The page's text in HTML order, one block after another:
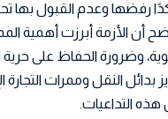
رفضها وعدم القبول بها
أن الأزمة أبرزت أهمية
وضرورة الحفاظ على حرية
بدائل النقل وممرات التجارة
هذه التداعيات.